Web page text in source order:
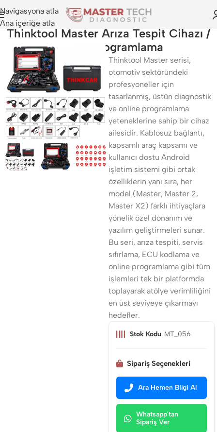
Navigasyona atla
Ana içeriğe atla
Thinktool Master Arıza Tespit Cihazı /
Online Programlama
Thinktool Master serisi,
otomotiv sektöründeki
profesyoneller için
tasarlanmış, üstün diagnostik
ve online programlama
yeteneklerine sahip bir cihaz
ailesidir. Kablosuz bağlantı,
kapsamlı araç kapsamı ve
kullanıcı dostu Android
işletim sistemi gibi ortak
özelliklerin yanı sıra, her
model (Master, Master 2,
Master X2) farklı ihtiyaçlara
yönelik özel donanım ve
yazılım geliştirmeleri sunar.
Bu seri, arıza tespiti, servis
sıfırlama, ECU kodlama ve
online programlama gibi tüm
işlemleri tek bir platformda
toplayarak atölye verimliliğini
en üst seviyeye çıkarmayı
hedefler.
Stok Kodu MT_056
Sipariş Seçenekleri
Ara Hemen Bilgi Al
Whatsapp'tan
Sipariş Ver